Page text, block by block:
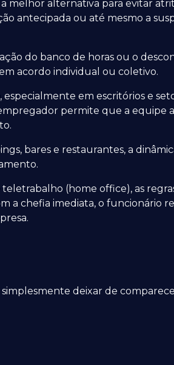
melhor alternativa para evitar
antecipada ou até mesmo a
do banco de horas ou o
acordo individual ou coletivo.
em escritórios e
permite que a equipe
bares e restaurantes, a
(home office), as
a chefia imediata, o funcionário
deixar de